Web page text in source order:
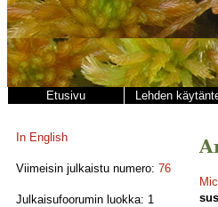
Etusivu Lehden
In English
Viimeisin julkaistu numero: 76
Julkaisufoorumin luokka: 1